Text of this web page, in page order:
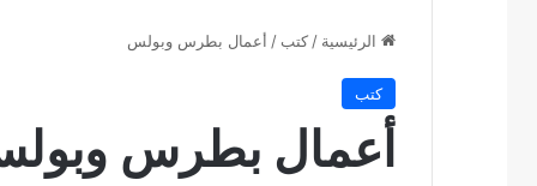
الرئيسية / كتب / أعمال بطرس وبولس
كتب
أعمال بطرس